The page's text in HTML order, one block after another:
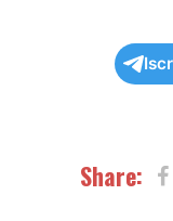
Share: